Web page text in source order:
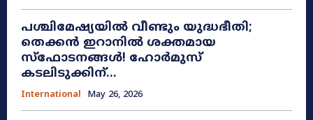
പശ്ചിമേഷ്യയിൽ വീണ്ടും യുദ്ധഭീതി;
തെക്കൻ ഇറാനിൽ ശക്തമായ
സ്ഫോടനങ്ങൾ! ഹോർമുസ്
കടലിടുക്കിന്...
International May 26, 2026